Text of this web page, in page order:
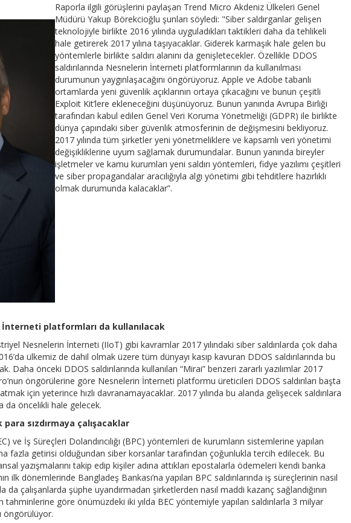
Raporla ilgili görüşlerini paylaşan Trend Micro Akdeniz Ülkeleri Genel
Müdürü Yakup Börekcioğlu şunları söyledi: "Siber saldırganlar gelişen
teknolojiyle birlikte 2016 yılında uyguladıkları taktikleri daha da tehlikeli
hale getirerek 2017 yılına taşıyacaklar. Giderek karmaşık hale gelen bu
yöntemlerle birlikte saldırı alanını da genişletecekler. Özellikle DDOS
saldırılarında Nesnelerin İnterneti platformlarının da kullanılması
durumunun yaygınlaşacağını öngörüyoruz. Apple ve Adobe tabanlı
ortamlarda yeni güvenlik açıklarının ortaya çıkacağını ve bunun çeşitli
Exploit Kit’lere ekleneceğini düşünüyoruz. Bunun yanında Avrupa Birliği
tarafından kabul edilen Genel Veri Koruma Yönetmeliği (GDPR) ile birlikte
dünya çapındaki siber güvenlik atmosferinin de değişmesini bekliyoruz.
2017 yılında tüm şirketler yeni yönetmeliklere ve kapsamlı veri yönetimi
değişikliklerine uyum sağlamak durumundalar. Bunun yanında bireyler
işletmeler ve kamu kurumları yeni saldırı yöntemleri, fidye yazılımı çeşitleri
ve siber propagandalar aracılığıyla algı yönetimi gibi tehditlere hazırlıklı
olmak durumunda kalacaklar”.
İnterneti platformları da kullanılacak
Nesnelerin İnterneti (IIoT) gibi kavramlar 2017 yılındaki siber saldırılarda çok daha
ülkemiz de dahil olmak üzere tüm dünyayı kasıp kavuran DDOS saldırılarında bu
Daha önceki DDOS saldırılarında kullanılan “Mirai” benzeri zararlı yazılımlar 2017
öngörülerine göre Nesnelerin İnterneti platformu üreticileri DDOS saldırıları başta
için yeterince hızlı davranamayacaklar. 2017 yılında bu alanda gelişecek saldırılara
da öncelikli hale gelecek.
sızdırmaya çalışacaklar
ve İş Süreçleri Dolandırıcılığı (BPC) yöntemleri de kurumların sistemlerine yapılan
fazla getirisi olduğundan siber korsanlar tarafından çoğunlukla tercih edilecek. Bu
yazışmalarını takip edip kişiler adına attıkları epostalarla ödemeleri kendi banka
ilk dönemlerinde Bangladeş Bankası’na yapılan BPC saldırılarında iş süreçlerinin nasıl
da çalışanlarda şüphe uyandırmadan şirketlerden nasıl maddi kazanç sağlandığının
göre önümüzdeki iki yılda BEC yöntemiyle yapılan saldırılarla 3 milyar
öngörülüyor.